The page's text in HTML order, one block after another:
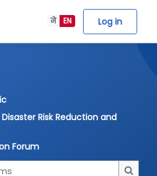
EN
ने Log in
Risk Reduction and
Forum